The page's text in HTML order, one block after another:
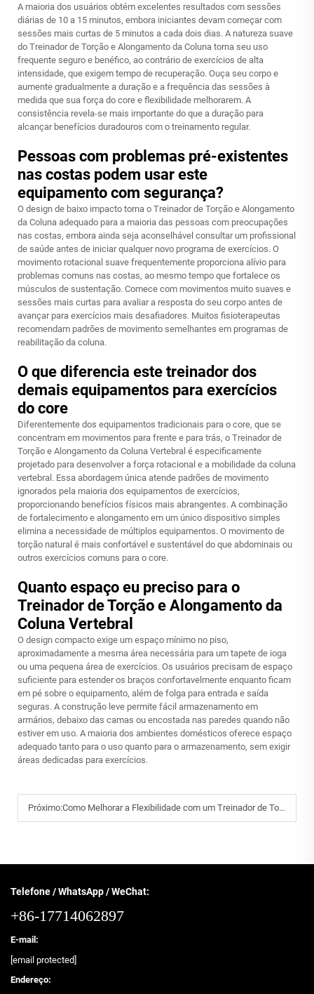
A maioria dos usuários obtém excelentes resultados com sessões
diárias de 10 a 15 minutos, embora iniciantes devam começar com
sessões mais curtas de 5 minutos a cada dois dias. A natureza suave
do Treinador de Torção e Alongamento da Coluna torna seu uso
frequente seguro e benéfico, ao contrário de exercícios de alta
intensidade, que exigem tempo de recuperação. Ouça seu corpo e
aumente gradualmente a duração e a frequência das sessões à
medida que sua força do core e flexibilidade melhorarem. A
consistência revela-se mais importante do que a duração para
alcançar benefícios duradouros com o treinamento regular.
Pessoas com problemas pré-existentes
nas costas podem usar este
equipamento com segurança?
O design de baixo impacto torna o Treinador de Torção e Alongamento
da Coluna adequado para a maioria das pessoas com preocupações
nas costas, embora ainda seja aconselhável consultar um profissional
de saúde antes de iniciar qualquer novo programa de exercícios. O
movimento rotacional suave frequentemente proporciona alívio para
problemas comuns nas costas, ao mesmo tempo que fortalece os
músculos de sustentação. Comece com movimentos muito suaves e
sessões mais curtas para avaliar a resposta do seu corpo antes de
avançar para exercícios mais desafiadores. Muitos fisioterapeutas
recomendam padrões de movimento semelhantes em programas de
reabilitação da coluna.
O que diferencia este treinador dos
demais equipamentos para exercícios
do core
Diferentemente dos equipamentos tradicionais para o core, que se
concentram em movimentos para frente e para trás, o Treinador de
Torção e Alongamento da Coluna Vertebral é especificamente
projetado para desenvolver a força rotacional e a mobilidade da coluna
vertebral. Essa abordagem única atende padrões de movimento
ignorados pela maioria dos equipamentos de exercícios,
proporcionando benefícios físicos mais abrangentes. A combinação
de fortalecimento e alongamento em um único dispositivo simples
elimina a necessidade de múltiplos equipamentos. O movimento de
torção natural é mais confortável e sustentável do que abdominais ou
outros exercícios comuns para o core.
Quanto espaço eu preciso para o
Treinador de Torção e Alongamento da
Coluna Vertebral
O design compacto exige um espaço mínimo no piso,
aproximadamente a mesma área necessária para um tapete de ioga
ou uma pequena área de exercícios. Os usuários precisam de espaço
suficiente para estender os braços confortavelmente enquanto ficam
em pé sobre o equipamento, além de folga para entrada e saída
seguras. A construção leve permite fácil armazenamento em
armários, debaixo das camas ou encostada nas paredes quando não
estiver em uso. A maioria dos ambientes domésticos oferece espaço
adequado tanto para o uso quanto para o armazenamento, sem exigir
áreas dedicadas para exercícios.
Próximo:Como Melhorar a Flexibilidade com um Treinador de Torção e Alongamento da Coluna?
Telefone / WhatsApp / WeChat:
+86-17714062897
E-mail:
[email protected]
Endereço: